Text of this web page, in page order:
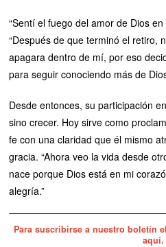
“Sentí el fuego del amor de Dios
“Después de que terminó el retiro,
apagara dentro de mí, por eso
para seguir conociendo más de
Desde entonces, su participación
sino crecer. Hoy sirve como
fe con una claridad que él mismo
gracia. “Ahora veo la vida desde
nace porque Dios está en mi
alegría.”
Para suscribirse a nuestro boletín
aquí.